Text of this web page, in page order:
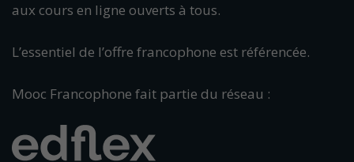
aux cours en ligne ouverts à tous.
L’essentiel de l’offre francophone est référencée.
Mooc Francophone fait partie du réseau :